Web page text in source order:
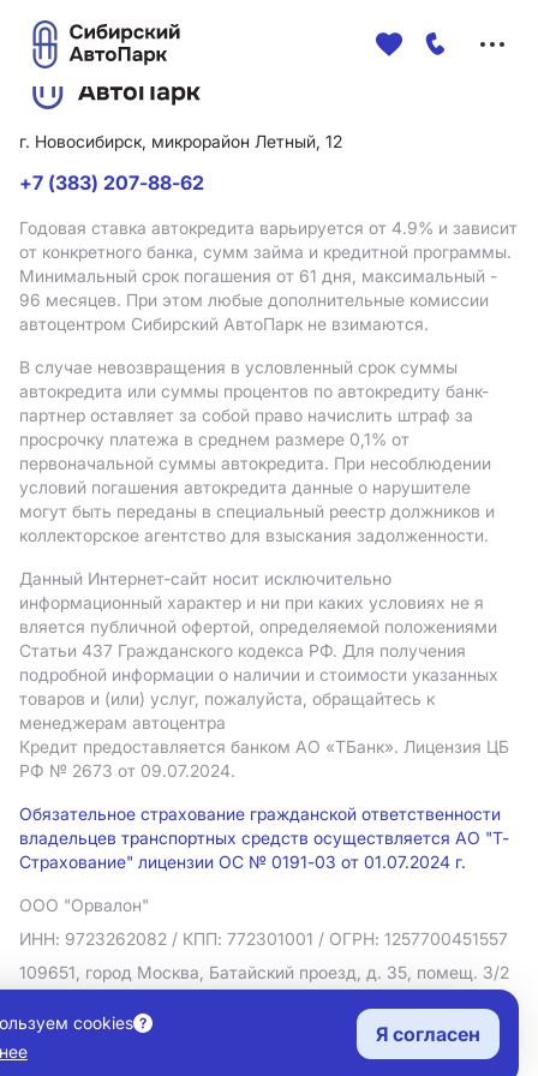
г. Новосибирск, микрорайон Летный, 12
+7 (383) 207-88-62
Годовая ставка автокредита варьируется от 4.9% и зависит
от конкретного банка, сумм займа и кредитной программы.
Минимальный срок погашения от 61 дня, максимальный -
96 месяцев. При этом любые дополнительные комиссии
автоцентром Сибирский АвтоПарк не взимаются.
В случае невозвращения в условленный срок суммы
автокредита или суммы процентов по автокредиту банк-
партнер оставляет за собой право начислить штраф за
просрочку платежа в среднем размере 0,1% от
первоначальной суммы автокредита. При несоблюдении
условий погашения автокредита данные о нарушителе
могут быть переданы в специальный реестр должников и
коллекторское агентство для взыскания задолженности.
Данный Интернет-сайт носит исключительно
информационный характер и ни при каких условиях не я
вляется публичной офертой, определяемой положениями
Статьи 437 Гражданского кодекса РФ. Для получения
подробной информации о наличии и стоимости указанных
товаров и (или) услуг, пожалуйста, обращайтесь к
менеджерам автоцентра
Кредит предоставляется банком АO «ТБанк». Лицензия ЦБ
РФ № 2673 от 09.07.2024.
Обязательное страхование гражданской ответственности
владельцев транспортных средств осуществляется АО "Т-
Страхование" лицензии ОС № 0191-03 от 01.07.2024 г.
ООО "Орвалон"
ИНН: 9723262082 / КПП: 772301001 / ОГРН: 1257700451557
109651, город Москва, Батайский проезд, д. 35, помещ. 3/2
Политика в отношении обработки персональных данных
Согласие на рекламную рассылку
Правовая информация
cookies
Я согласен